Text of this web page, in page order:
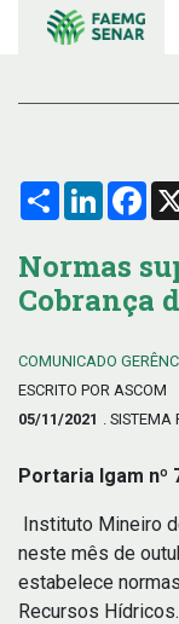
Compartilhar
LinkedIn
Normas
Cobrança
COMUNICADO
ESCRITO POR ASCOM
05/11/2021 . SISTEMA
Portaria Igam nº
Instituto Mineiro
neste mês de
estabelece
Recursos Hídricos.